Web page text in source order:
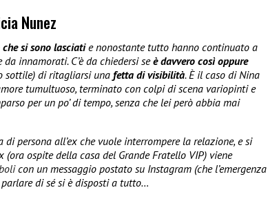
Nunez
si sono lasciatie nonostante tutto hanno continuato a
innamorati. C’è da chiedersi seè davvero così oppure
sottile) di ritagliarsi una fetta di visibilità. È il caso di Nina
tumultuoso, terminato con colpi di scena variopinti e
per un po’ di tempo, senza che lei però abbia mai
persona all’ex che vuole interrompere la relazione, e si
(ora ospite della casa del Grande Fratello VIP) viene
con un messaggio postato su Instagram (che l’emergenza
di sé si è disposti a tutto…